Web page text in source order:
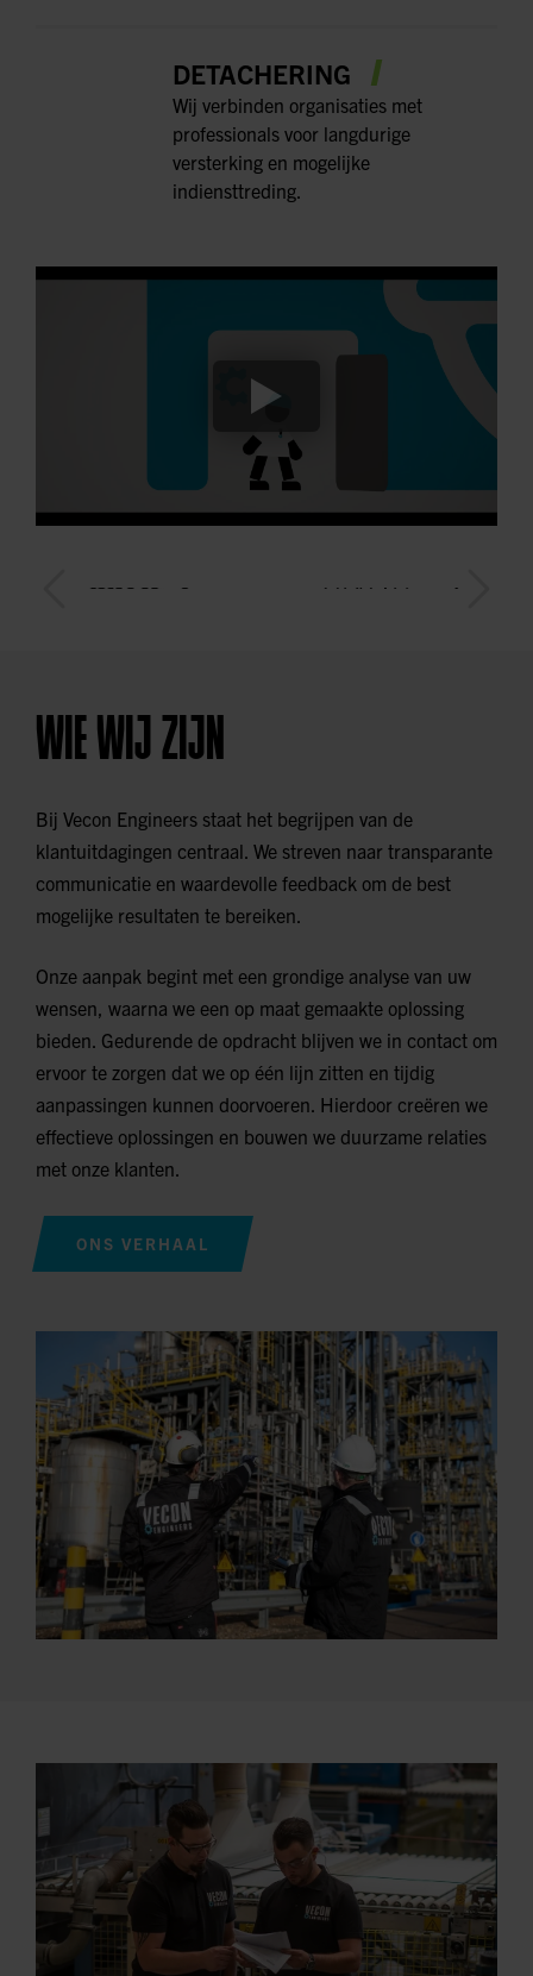
DETACHERING
Wij verbinden organisaties met
professionals voor langdurige
versterking en mogelijke
indiensttreding.
WIE WIJ ZIJN
Bij Vecon Engineers staat het begrijpen van de
klantuitdagingen centraal. We streven naar transparante
communicatie en waardevolle feedback om de best
mogelijke resultaten te bereiken.
Onze aanpak begint met een grondige analyse van uw
wensen, waarna we een op maat gemaakte oplossing
bieden. Gedurende de opdracht blijven we in contact om
ervoor te zorgen dat we op één lijn zitten en tijdig
aanpassingen kunnen doorvoeren. Hierdoor creëren we
effectieve oplossingen en bouwen we duurzame relaties
met onze klanten.
ONS VERHAAL